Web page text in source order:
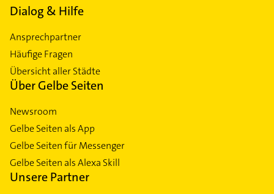
Dialog & Hilfe
Ansprechpartner
Häufige Fragen
Übersicht aller Städte
Über Gelbe Seiten
Newsroom
Gelbe Seiten als App
Gelbe Seiten für Messenger
Gelbe Seiten als Alexa Skill
Unsere Partner